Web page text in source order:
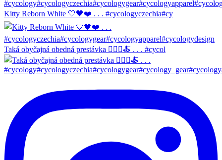
Kitty Reborn White 🤍🖤❤️ . . . #cycologyczechia#cy
Taká obyčajná obedná prestávka 🚴🏼‍♀️🍝 . . . #cycol